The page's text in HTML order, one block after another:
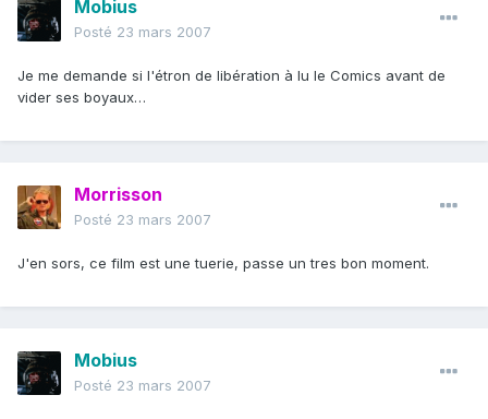
Mobius
Posté 23 mars 2007
Je me demande si l'étron de libération à lu le Comics avant de
vider ses boyaux…
Morrisson
Posté 23 mars 2007
J'en sors, ce film est une tuerie, passe un tres bon moment.
Mobius
Posté 23 mars 2007